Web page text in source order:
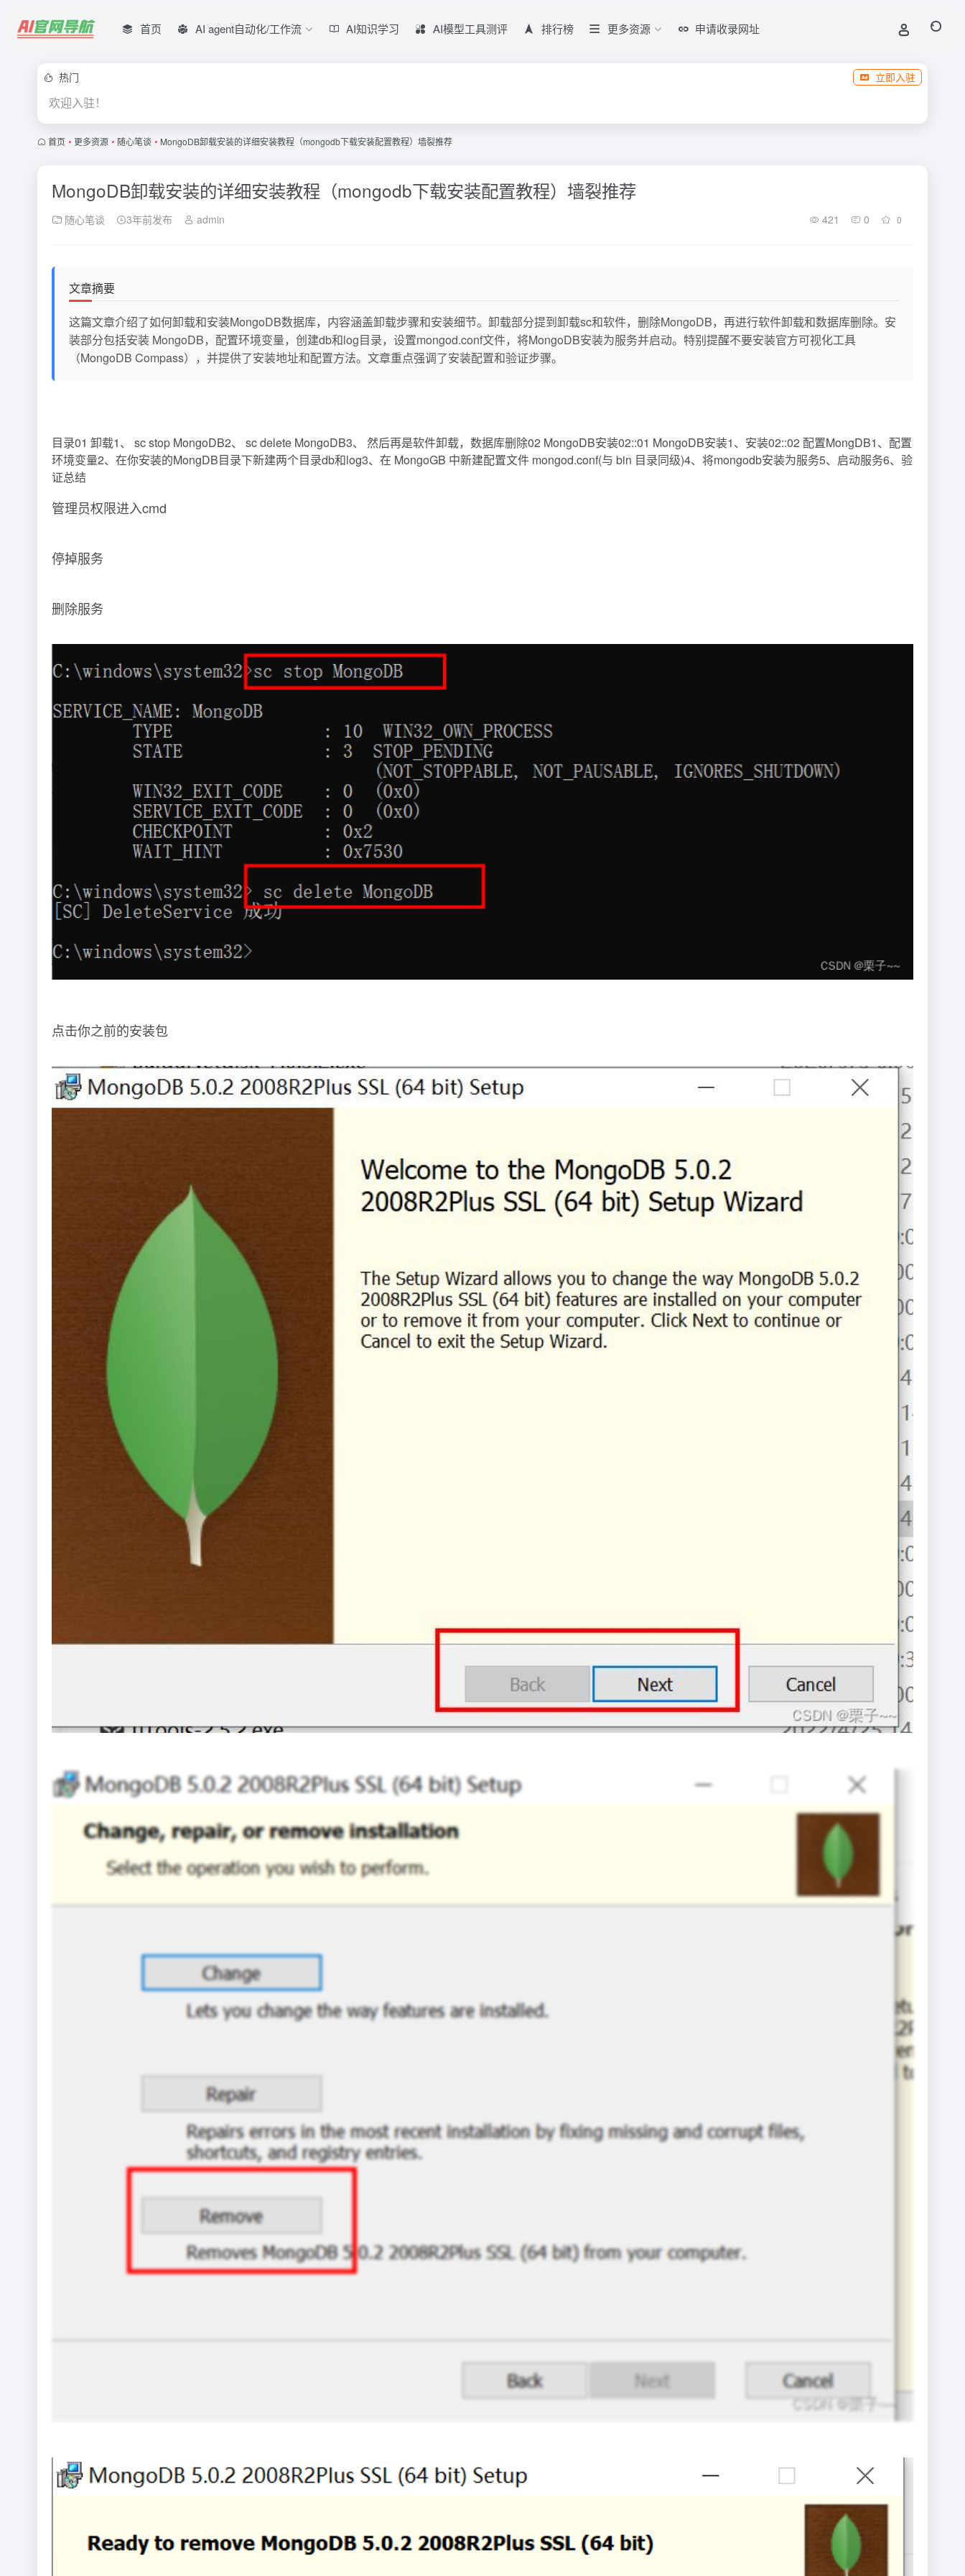
首页 AI agent自动化/工作流 AI知识学习 AI模型工具测评 排行榜 更多资源 申请收录网址
热门 立即入驻
欢迎入驻！
首页 • 更多资源 • 随心笔谈 • MongoDB卸载安装的详细安装教程（mongodb下载安装配置教程）墙裂推荐
MongoDB卸载安装的详细安装教程（mongodb下载安装配置教程）墙裂推荐
随心笔谈 3年前发布 admin 421 0 0
文章摘要
这篇文章介绍了如何卸载和安装MongoDB数据库，内容涵盖卸载步骤和安装细节。卸载部分提到卸载sc和软件，删除MongoDB，再进行软件卸载和数据库删除。安
装部分包括安装 MongoDB，配置环境变量，创建db和log目录，设置mongod.conf文件，将MongoDB安装为服务并启动。特别提醒不要安装官方可视化工具
（MongoDB Compass），并提供了安装地址和配置方法。文章重点强调了安装配置和验证步骤。
目录01 卸载1、 sc stop MongoDB2、 sc delete MongoDB3、 然后再是软件卸载，数据库删除02 MongoDB安装02::01 MongoDB安装1、安装02::02 配置MongDB1、配置
环境变量2、在你安装的MongDB目录下新建两个目录db和log3、在 MongoGB 中新建配置文件 mongod.conf(与 bin 目录同级)4、将mongodb安装为服务5、启动服务6、验
证总结
管理员权限进入cmd
停掉服务
删除服务
点击你之前的安装包